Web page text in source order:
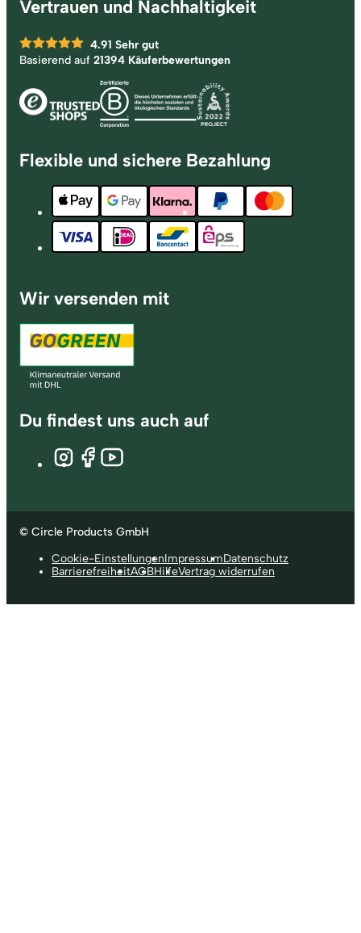
Vertrauen und Nachhaltigkeit
4.91 Sehr gut
Basierend auf 21394 Käuferbewertungen
Flexible und sichere Bezahlung
Wir versenden mit
Du findest uns auch auf
© Circle Products GmbH
Cookie-EinstellungenImpressumDatenschutz
BarrierefreiheitAGBHilfeVertrag widerrufen